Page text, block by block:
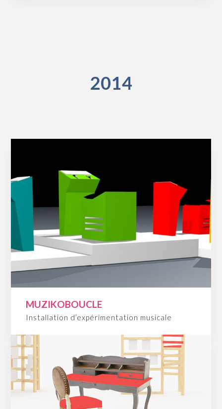
2014
MUZIKOBOUCLE
Installation d’expérimentation musicale